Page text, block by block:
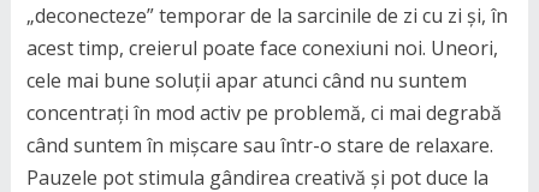
„deconecteze” temporar de la sarcinile de zi cu zi și, în
acest timp, creierul poate face conexiuni noi. Uneori,
cele mai bune soluții apar atunci când nu suntem
concentrați în mod activ pe problemă, ci mai degrabă
când suntem în mișcare sau într-o stare de relaxare.
Pauzele pot stimula gândirea creativă și pot duce la